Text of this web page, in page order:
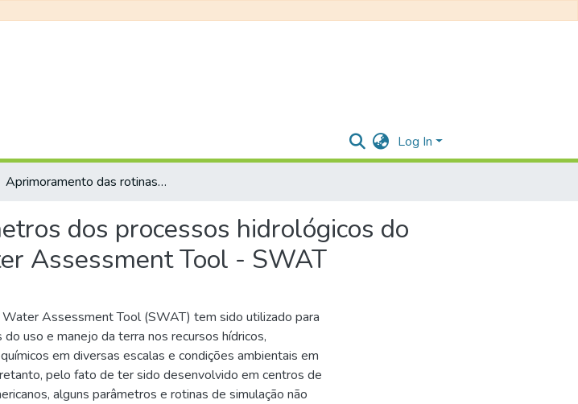
Log In
Aprimoramento das rotinas e parâmetros dos processos hidrológicos do modelo computacional Soil and Water Assessment Tool - SWAT
dos processos hidrológicos do
Assessment Tool - SWAT
Assessment Tool (SWAT) tem sido utilizado para
uso e manejo da terra nos recursos hídricos,
em diversas escalas e condições ambientais em
pelo fato de ter sido desenvolvido em centros de
alguns parâmetros e rotinas de simulação não